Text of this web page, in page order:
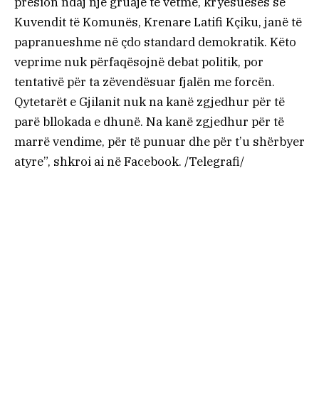
Kuvendit të Komunës, Krenare Latifi Kçiku, janë të
papranueshme në çdo standard demokratik. Këto
veprime nuk përfaqësojnë debat politik, por
tentativë për ta zëvendësuar fjalën me forcën.
Qytetarët e Gjilanit nuk na kanë zgjedhur për të
parë bllokada e dhunë. Na kanë zgjedhur për të
marrë vendime, për të punuar dhe për t’u shërbyer
atyre”, shkroi ai në Facebook. /Telegrafi/